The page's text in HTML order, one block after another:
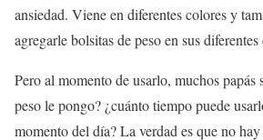
ansiedad. Viene en diferentes colores y
agregarle bolsitas de peso en sus
Pero al momento de usarlo, muchos papás
peso le pongo? ¿cuánto tiempo puede
momento del día? La verdad es que no